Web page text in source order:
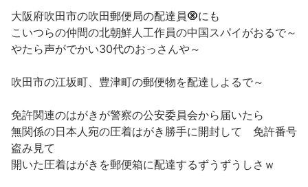
大阪府吹田市の吹田郵便局の配達員🧿にも
こいつらの仲間の北朝鮮人工作員の中国スパイがおるで～
やたら声がでかい30代のおっさんや～
吹田市の江坂町、豊津町の郵便物を配達しよるで～
免許関連のはがきが警察の公安委員会から届いたら
無関係の日本人宛の圧着はがき勝手に開封して 免許番号
盗み見て
開いた圧着はがきを郵便箱に配達するずうずうしさｗ